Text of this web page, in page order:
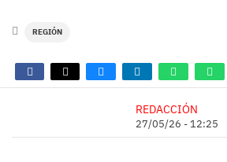
REGIÓN
REDACCIÓN
27/05/26 - 12:25